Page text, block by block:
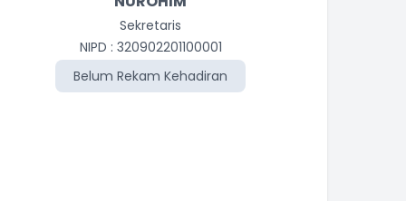
Sekretaris
NIPD : 320902201100001
Belum Rekam Kehadiran